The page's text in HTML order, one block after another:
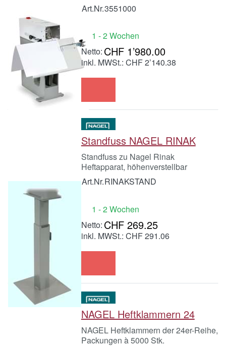
Art.Nr.3551000
1 - 2 Wochen
CHF 1’980.00
inkl. MWSt.: CHF 2’140.38
Standfuss NAGEL RINAK
Standfuss zu Nagel Rinak
Heftapparat, höhenverstellbar
Art.Nr.RINAKSTAND
1 - 2 Wochen
CHF 269.25
inkl. MWSt.: CHF 291.06
NAGEL Heftklammern 24
NAGEL Heftklammern der 24er-Reihe,
Packungen à 5000 Stk.